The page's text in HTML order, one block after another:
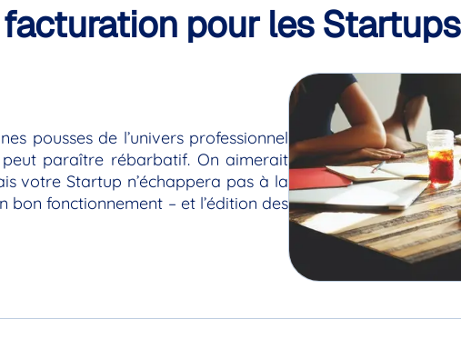
pour les Startups
pousses de l’univers professionnel
peut paraître rébarbatif. On aimerait
votre Startup n’échappera pas à la
fonctionnement – et l’édition des